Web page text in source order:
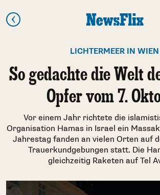
LICHTERMEER IN WIEN
So gedachte die Welt
Opfer vom 7.
Vor einem Jahr richtete die
Organisation Hamas in Israel ein
Jahrestag fanden an vielen Orten auf
Trauerkundgebungen statt. Die
gleichzeitig Raketen auf Tel